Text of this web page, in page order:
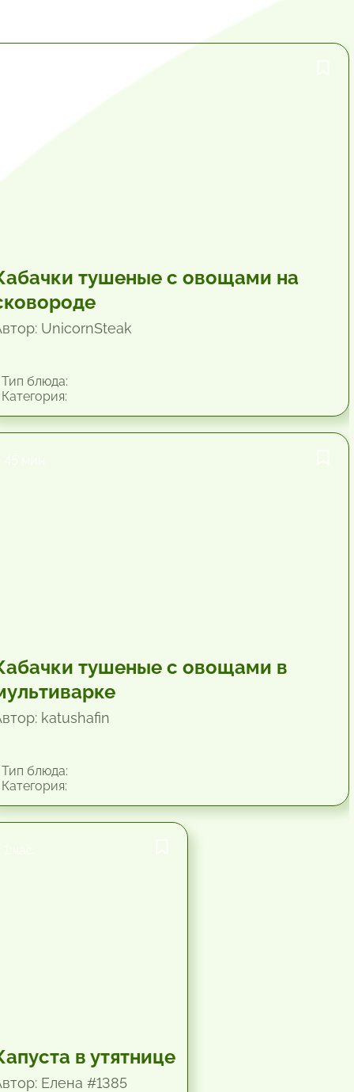
тушеные с овощами на
UnicornSteak
блюда:
тушеные с овощами в
katushafin
блюда:
в утятнице
Елена #1385